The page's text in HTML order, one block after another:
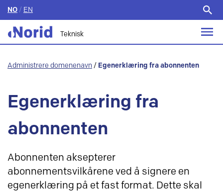
NO / EN
Teknisk
Administrere domenenavn / Egenerklæring fra abonnenten
Egenerklæring fra
abonnenten
Abonnenten aksepterer
abonnementsvilkårene ved å signere en
egenerklæring på et fast format. Dette skal